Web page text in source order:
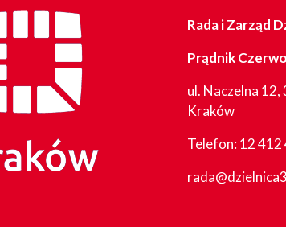
Rada i Zarząd
Prądnik
ul. Naczelna
Kraków
Telefon:12 412